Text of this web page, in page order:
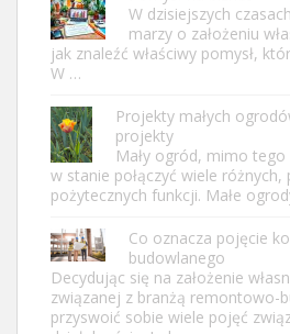
W dzisiejszych
marzy o założeniu
jak znaleźć właściwy pomysł,
W …
Projekty małych
projekty
Mały ogród, mimo
w stanie połączyć wiele różnych,
pożytecznych funkcji. Małe
Co oznacza pojęcie
budowlanego
Decydując się na założenie
związanej z branżą remontowo-
przyswoić sobie wiele pojęć